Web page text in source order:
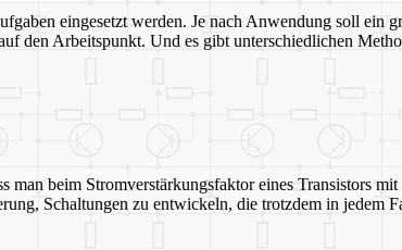
eingesetzt werden. Je nach Anwendung soll
den Arbeitspunkt. Und es gibt unterschiedlichen
beim Stromverstärkungsfaktor eines Transistors
Schaltungen zu entwickeln, die trotzdem in jedem